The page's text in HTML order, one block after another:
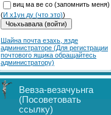
виц ма ве со (запомнить меня)
(И х1ун ду (что это))
Шайна почта езахь, язде
администраторе (Для регистрации
почтового ящика обращайтесь
администратору)
Вевза-везачуьнга
(Посоветовать
ссылку)